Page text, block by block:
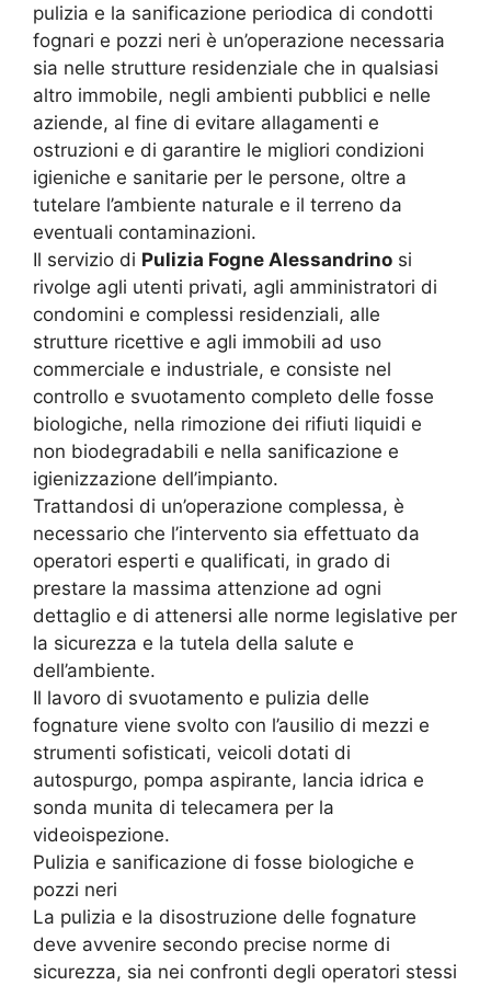
pulizia e la sanificazione periodica di condotti
fognari e pozzi neri è un’operazione necessaria
sia nelle strutture residenziale che in qualsiasi
altro immobile, negli ambienti pubblici e nelle
aziende, al fine di evitare allagamenti e
ostruzioni e di garantire le migliori condizioni
igieniche e sanitarie per le persone, oltre a
tutelare l’ambiente naturale e il terreno da
eventuali contaminazioni.
Il servizio di Pulizia Fogne Alessandrino si
rivolge agli utenti privati, agli amministratori di
condomini e complessi residenziali, alle
strutture ricettive e agli immobili ad uso
commerciale e industriale, e consiste nel
controllo e svuotamento completo delle fosse
biologiche, nella rimozione dei rifiuti liquidi e
non biodegradabili e nella sanificazione e
igienizzazione dell’impianto.
Trattandosi di un’operazione complessa, è
necessario che l’intervento sia effettuato da
operatori esperti e qualificati, in grado di
prestare la massima attenzione ad ogni
dettaglio e di attenersi alle norme legislative per
la sicurezza e la tutela della salute e
dell’ambiente.
Il lavoro di svuotamento e pulizia delle
fognature viene svolto con l’ausilio di mezzi e
strumenti sofisticati, veicoli dotati di
autospurgo, pompa aspirante, lancia idrica e
sonda munita di telecamera per la
videoispezione.
Pulizia e sanificazione di fosse biologiche e
pozzi neri
La pulizia e la disostruzione delle fognature
deve avvenire secondo precise norme di
sicurezza, sia nei confronti degli operatori stessi